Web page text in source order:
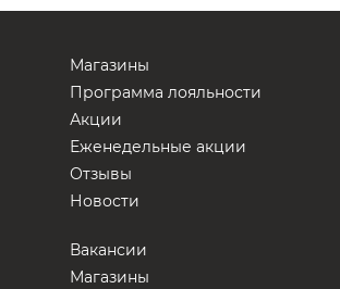
Магазины
Программа лояльности
Акции
Еженедельные акции
Отзывы
Новости
Вакансии
Магазины